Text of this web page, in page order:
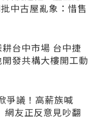
中古屋亂象：惜售
台中市場 台中捷
發共構大樓開工動
爭議！高薪族喊
網友正反意見吵翻